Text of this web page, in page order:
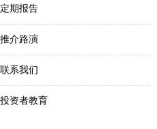
定期报告
推介路演
联系我们
投资者教育